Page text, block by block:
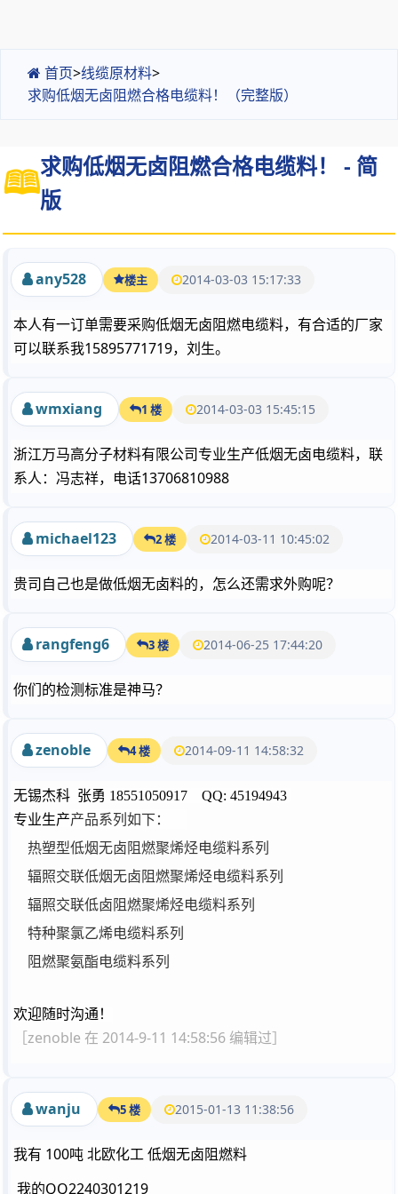
首页>线缆原材料>
求购低烟无卤阻燃合格电缆料！（完整版）
求购低烟无卤阻燃合格电缆料！ - 简
版
any528 楼主 2014-03-03 15:17:33
本人有一订单需要采购低烟无卤阻燃电缆料，有合适的厂家
可以联系我15895771719，刘生。
wmxiang 1 楼 2014-03-03 15:45:15
浙江万马高分子材料有限公司专业生产低烟无卤电缆料，联
系人：冯志祥，电话13706810988
michael123 2 楼 2014-03-11 10:45:02
贵司自己也是做低烟无卤料的，怎么还需求外购呢？
rangfeng6 3 楼 2014-06-25 17:44:20
你们的检测标准是神马？
zenoble 4 楼 2014-09-11 14:58:32
无锡杰科 张勇 18551050917 QQ: 45194943
专业生产产品系列如下：
热塑型低烟无卤阻燃聚烯烃电缆料系列
辐照交联低烟无卤阻燃聚烯烃电缆料系列
辐照交联低卤阻燃聚烯烃电缆料系列
特种聚氯乙烯电缆料系列
阻燃聚氨酯电缆料系列
欢迎随时沟通！
［zenoble 在 2014-9-11 14:58:56 编辑过］
wanju 5 楼 2015-01-13 11:38:56
我有 100吨 北欧化工 低烟无卤阻燃料
我的QQ2240301219